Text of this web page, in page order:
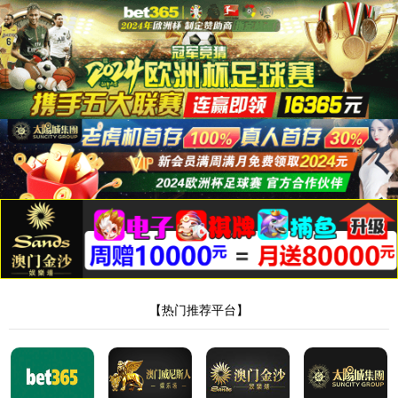
首页/产品中心/分流器系列
分流器 5010900035